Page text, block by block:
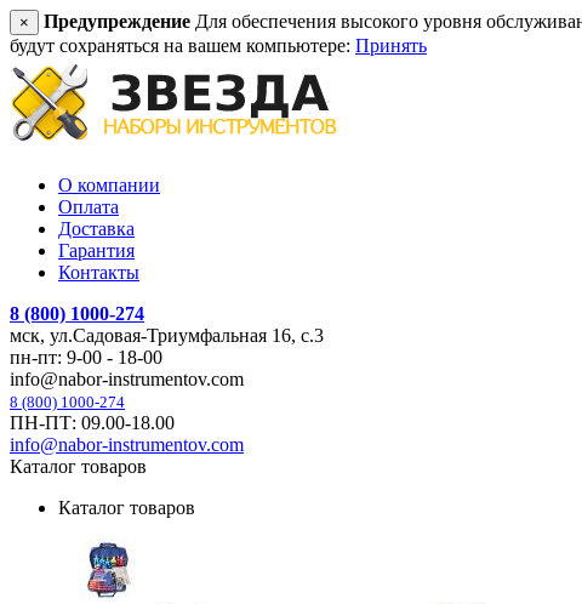
× Предупреждение Для обеспечения высокого уровня
будут сохраняться на вашем компьютере: Принять
О компании
Оплата
Доставка
Гарантия
Контакты
8 (800) 1000-274
мск, ул.Садовая-Триумфальная 16, с.3
пн-пт: 9-00 - 18-00
info@nabor-instrumentov.com
8 (800) 1000-274
ПН-ПТ: 09.00-18.00
info@nabor-instrumentov.com
Каталог товаров
Каталог товаров